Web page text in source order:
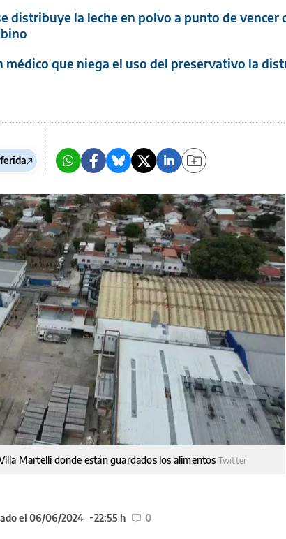
distribuye la leche en polvo a punto de vencer
que niega el uso del preservativo la
Martelli donde están guardados los alimentos Twitter
el 06/06/2024 22:55 h
0